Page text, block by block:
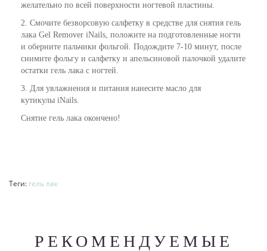
желательно по всей поверхности ногтевой пластины.
2. Смочите безворсовую салфетку в средстве для снятия гель
лака Gel Remover iNails, положите на подготовленные ногти
и оберните пальчики фольгой. Подождите 7-10 минут, после
снимите фольгу и салфетку и апельсиновой палочкой удалите
остатки гель лака с ногтей.
3. Для увлажнения и питания нанесите масло для
кутикулы iNails.
Снятие гель лака окончено!
Теги: гель лак
РЕКОМЕНДУЕМЫЕ